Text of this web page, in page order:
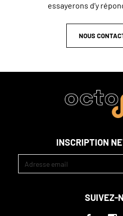
essayerons d’y
NOUS
INSCRIPTION
SUIVEZ-